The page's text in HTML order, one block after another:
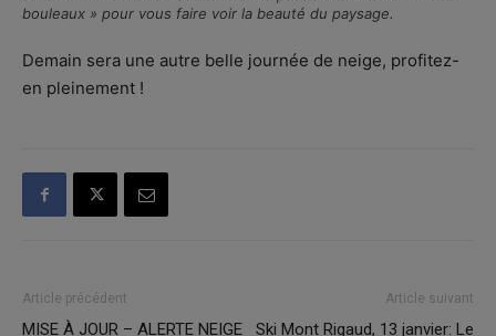
bouleaux » pour vous faire voir la beauté du paysage.
Demain sera une autre belle journée de neige, profitez-
en pleinement !
Article précédent
MISE À JOUR – ALERTE NEIGE
Article suivant
Ski Mont Rigaud, 13 janvier: Le